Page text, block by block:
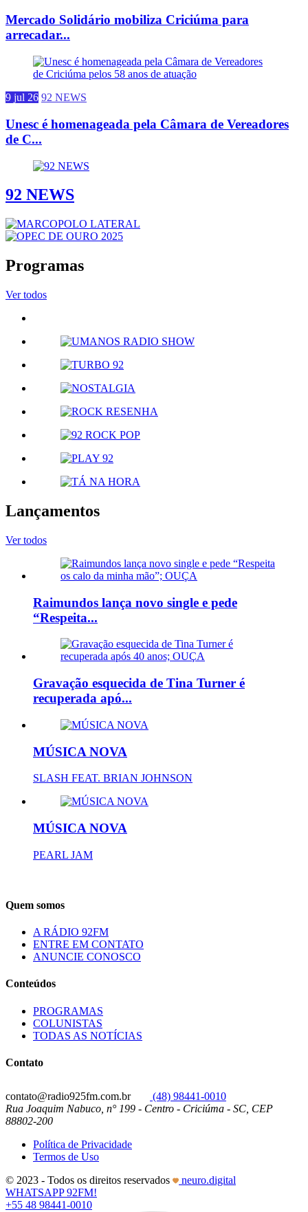
Mercado Solidário mobiliza Criciúma para
arrecadar...
9 jul 26 92 NEWS
Unesc é homenageada pela Câmara de Vereadores
de C...
92 NEWS
Programas
Ver todos
Lançamentos
Ver todos
Raimundos lança novo single e pede
“Respeita...
Gravação esquecida de Tina Turner é
recuperada apó...
MÚSICA NOVA
SLASH FEAT. BRIAN JOHNSON
MÚSICA NOVA
PEARL JAM
Quem somos
A RÁDIO 92FM
ENTRE EM CONTATO
ANUNCIE CONOSCO
Conteúdos
PROGRAMAS
COLUNISTAS
TODAS AS NOTÍCIAS
Contato
contato@radio925fm.com.br
(48) 98441-0010
Rua Joaquim Nabuco, n° 199 - Centro - Criciúma - SC, CEP
88802-200
Política de Privacidade
Termos de Uso
© 2023 - Todos os direitos reservados
neuro.digital
WHATSAPP 92FM!
+55 48 98441-0010